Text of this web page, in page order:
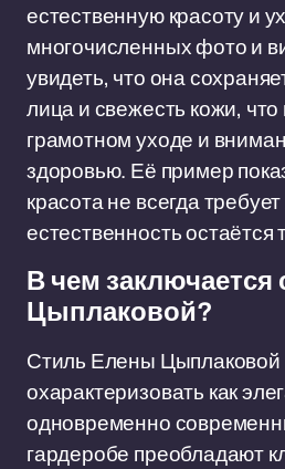
естественную красоту и
многочисленных фото и
увидеть, что она
лица и свежесть кожи, что
грамотном уходе и
здоровью. Её пример
красота не всегда
естественность остаётся
В чем
Цыплаковой?
Стиль Елены
охарактеризовать как
одновременно
гардеробе преобладают